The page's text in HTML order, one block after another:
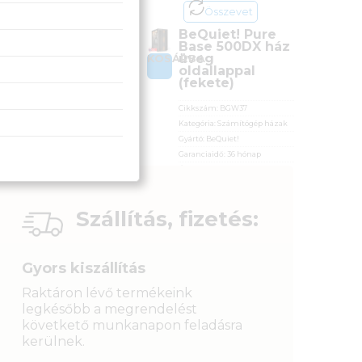
Összevet
KOSÁRBA
BeQuiet! Pure
Base 500DX ház
üveg
oldallappal
(fekete)
Cikkszám: BGW37
Kategória: Számítógép házak
Gyártó: BeQuiet!
Garanciaidő: 36 hónap
49 990
Szállítás, fizetés:
Gyors kiszállítás
Raktáron lévő termékeink
legkésőbb a megrendelést
követkető munkanapon feladásra
kerülnek.